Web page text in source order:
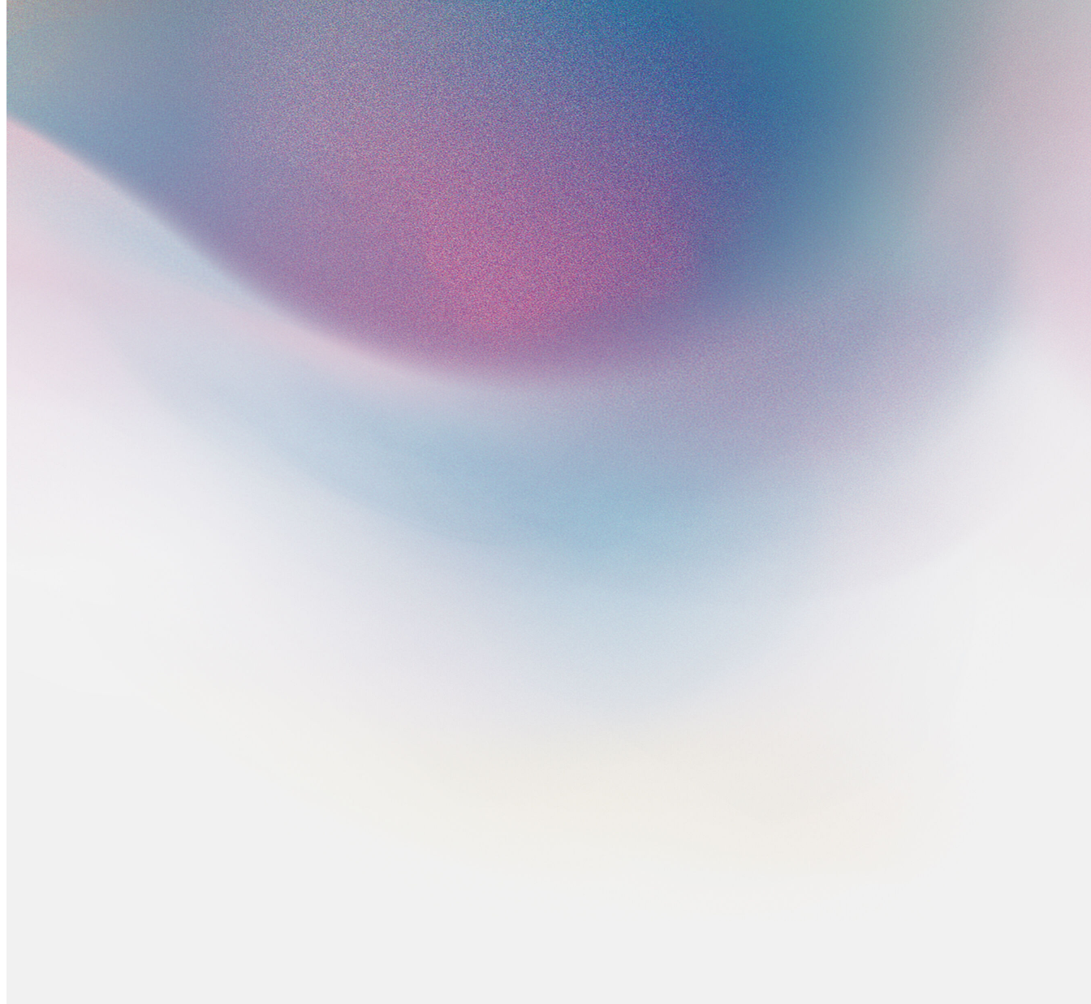
本開催「TechGALA Japan 2026:
BEYOND」について
2026年12月に開催される第3回のテーマは「BEYOND（ビヨンド）」。
これまでのTechGALAというイベントの枠組みを越え、
既存産業の境界を越えていく新たな連携を生み出し、
当地域から世界へ接続するプラットフォームとして確立することを目指しま